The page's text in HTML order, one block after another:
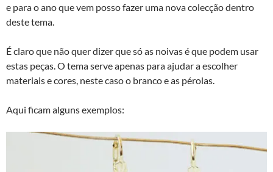
e para o ano que vem posso fazer uma nova colecção dentro
deste tema.
É claro que não quer dizer que só as noivas é que podem usar
estas peças. O tema serve apenas para ajudar a escolher
materiais e cores, neste caso o branco e as pérolas.
Aqui ficam alguns exemplos: